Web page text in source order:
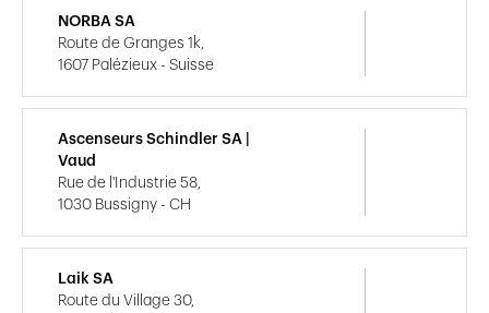
NORBA SA
Route de Granges 1k,
1607 Palézieux - Suisse
Ascenseurs Schindler SA |
Vaud
Rue de l'Industrie 58,
1030 Bussigny - CH
Laik SA
Route du Village 30,